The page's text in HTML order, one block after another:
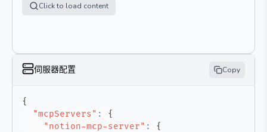
Click to load content
伺服器配置 Copy
{
"mcpServers" :
{
"notion-mcp-server" :
{